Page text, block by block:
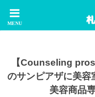
【Counseling
のサンピアザに美容
美容商品